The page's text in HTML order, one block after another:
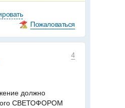
Пожаловаться
4
должно
СВЕТОФОРОМ